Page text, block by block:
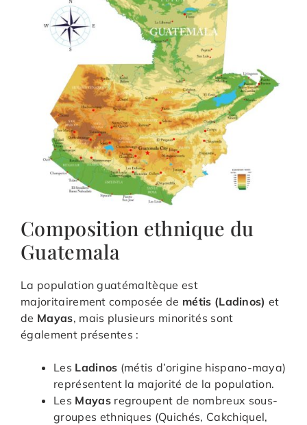
Composition ethnique du
Guatemala
La population guatémaltèque est
majoritairement composée de métis (Ladinos) et
de Mayas, mais plusieurs minorités sont
également présentes :
Les Ladinos (métis d’origine hispano-maya)
représentent la majorité de la population.
Les Mayasregroupent de nombreux sous-
groupes ethniques (Quichés, Cakchiquel,